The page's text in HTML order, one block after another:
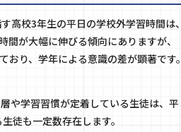
高校3年生の平日の学校外学習時間は、
が大幅に伸びる傾向にありますが、
り、学年による意識の差が顕著です。
や学習習慣が定着している生徒は、平
徒も一定数存在します。